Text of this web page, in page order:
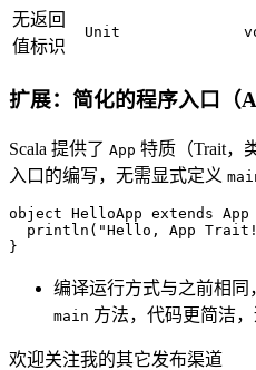
无返回
值标识
Unit
扩展：简化的程序入口（
Scala 提供了 App 特质（Trait，
入口的编写，无需显式定义
object HelloApp extends App
  println(
"Hello, App
}
编译运行方式与之前相同
main 方法，代码更简洁，
欢迎关注我的其它发布渠道